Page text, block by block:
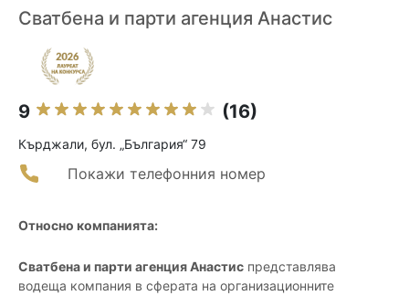
Сватбена и парти агенция Анастис
9 (16)
Кърджали, бул. „България“ 79
Покажи телефонния номер
Относно компанията:
Сватбена и парти агенция Анастис представлява
водеща компания в сферата на организационните